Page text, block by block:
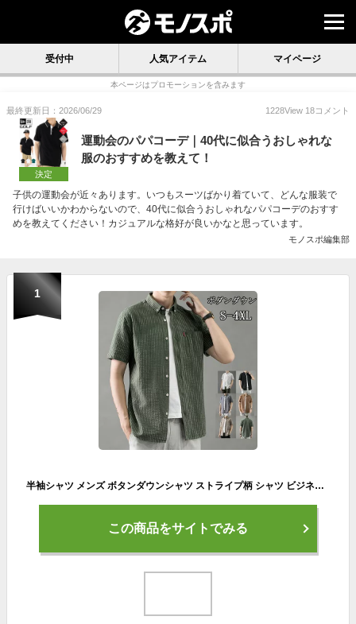
受付中 人気アイテム マイページ
本ページはプロモーションを含みます
最終更新日：2026/06/29 1228View 18コメント
決定
運動会のパパコーデ｜40代に似合うおしゃれな
服のおすすめを教えて！
子供の運動会が近々あります。いつもスーツばかり着ていて、どんな服装で
行けばいいかわからないので、40代に似合うおしゃれなパパコーデのおすす
めを教えてください！カジュアルな格好が良いかなと思っています。
モノスポ編集部
1
半袖シャツ メンズ ボタンダウンシャツ ストライプ柄 シャツ ビジネス カジュアルシャツ おしゃれ 夏
この商品をサイトでみる